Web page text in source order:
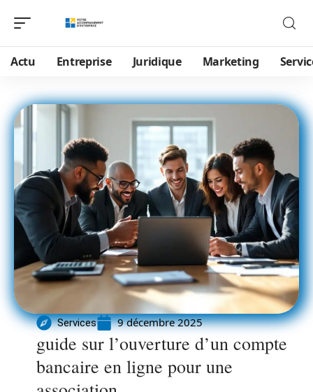
Actu Entreprise Juridique Marketing
Services 9 décembre 2025
guide sur l’ouverture d’un compte
bancaire en ligne pour une